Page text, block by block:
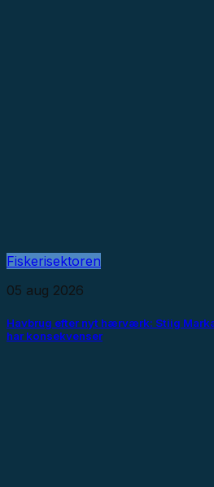
Fiskerisektoren
05 aug 2026
Havbrug efter nyt hærværk: Stiig
har konsekvenser